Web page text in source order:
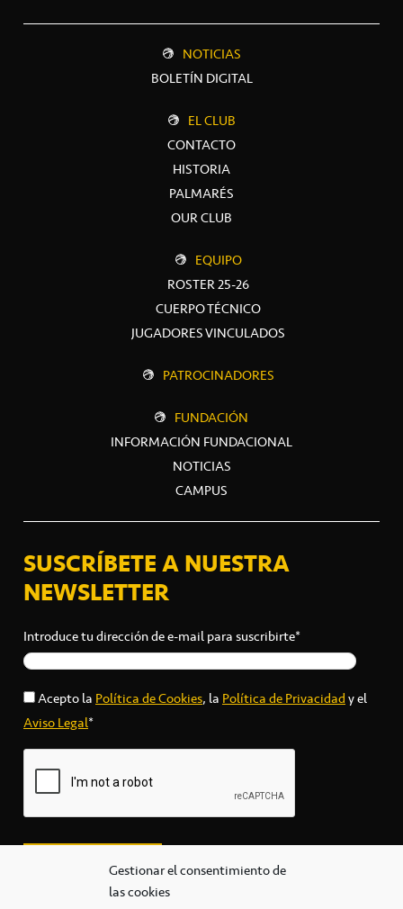
Gestionar el consentimiento de
las cookies
NOTICIAS
BOLETÍN DIGITAL
EL CLUB
CONTACTO
HISTORIA
PALMARÉS
OUR CLUB
EQUIPO
ROSTER 25-26
CUERPO TÉCNICO
JUGADORES VINCULADOS
PATROCINADORES
FUNDACIÓN
INFORMACIÓN FUNDACIONAL
NOTICIAS
CAMPUS
SUSCRÍBETE A NUESTRA
NEWSLETTER
Introduce tu dirección de e-mail para suscribirte*
Acepto laPolítica de Cookies, laPolítica de Privacidady el
Aviso Legal*